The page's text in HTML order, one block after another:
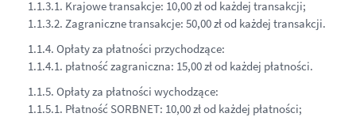
1.1.3.1. Krajowe transakcje: 10,00 zł od każdej transakcji;
1.1.3.2. Zagraniczne transakcje: 50,00 zł od każdej transakcji.
1.1.4. Opłaty za płatności przychodzące:
1.1.4.1. płatność zagraniczna: 15,00 zł od każdej płatności.
1.1.5. Opłaty za płatności wychodzące:
1.1.5.1. Płatność SORBNET: 10,00 zł od każdej płatności;